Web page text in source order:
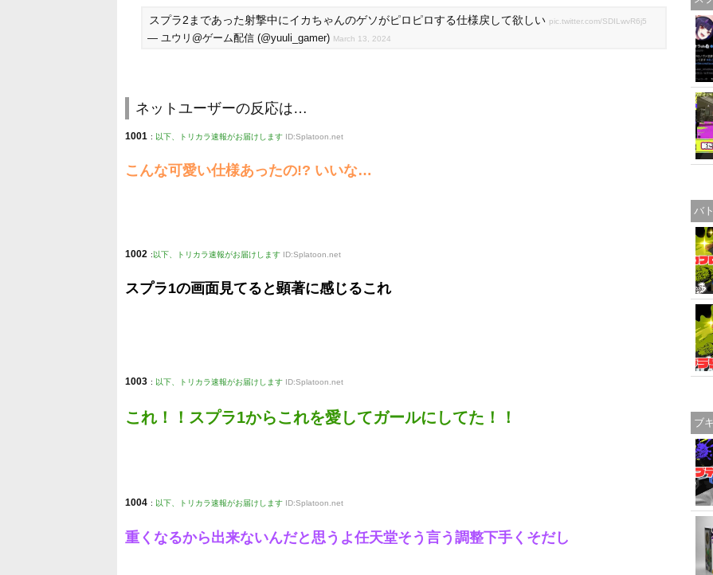
スプラ2まであった射撃中にイカちゃんのゲソがピロピロする仕様戻して欲しい pic.twitter.com/SDILwvR6j5
— ユウリ@ゲーム配信 (@yuuli_gamer) March 13, 2024
ネットユーザーの反応は…
1001 : 以下、トリカラ速報がお届けします ID:Splatoon.net
こんな可愛い仕様あったの!? いいな…
1002 : 以下、トリカラ速報がお届けします ID:Splatoon.net
スプラ1の画面見てると顕著に感じるこれ
1003 : 以下、トリカラ速報がお届けします ID:Splatoon.net
これ！！スプラ1からこれを愛してガールにしてた！！
1004 : 以下、トリカラ速報がお届けします ID:Splatoon.net
重くなるから出来ないんだと思うよ任天堂そう言う調整下手くそだし
バ
ブ